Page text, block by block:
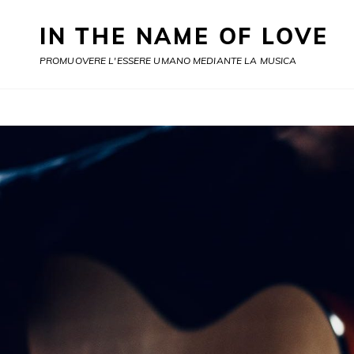
IN THE NAME OF LOVE
PROMUOVERE L'ESSERE UMANO MEDIANTE LA MUSICA